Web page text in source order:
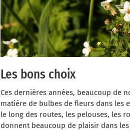
Les bons choix
Ces derniéres années, beaucoup de
matiére de bulbes de fleurs dans les
le long des routes, les pelouses, les
donnent beaucoup de plaisir dans